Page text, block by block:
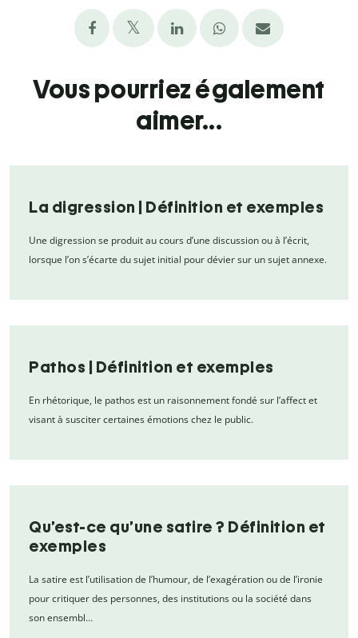
Vous pourriez également
aimer...
La digression | Définition et exemples
Une digression se produit au cours d’une discussion ou à l’écrit,
lorsque l’on s’écarte du sujet initial pour dévier sur un sujet annexe.
Pathos | Définition et exemples
En rhétorique, le pathos est un raisonnement fondé sur l’affect et
visant à susciter certaines émotions chez le public.
Qu’est-ce qu’une satire ? Définition et
exemples
La satire est l’utilisation de l’humour, de l’exagération ou de l’ironie
pour critiquer des personnes, des institutions ou la société dans
son ensembl…